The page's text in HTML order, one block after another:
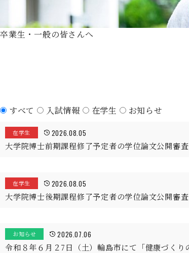
卒業生・一般の皆さんへ
すべて 入試情報 在学生 お知らせ
在学生 2026.08.05
大学院博士前期課程修了予定者の学位論文公開審査
在学生 2026.08.05
大学院博士後期課程修了予定者の学位論文公開審査
お知らせ 2026.07.06
令和８年６月２7日（土）輪島市にて「健康づくり